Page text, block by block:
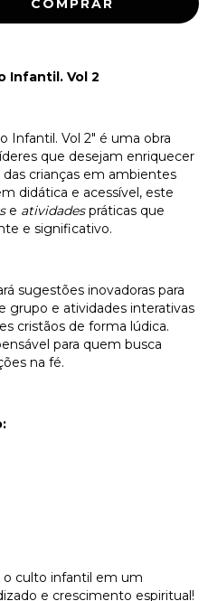
Infantil. Vol 2
Infantil. Vol 2" é uma obra
que desejam enriquecer
crianças em ambientes
didática e acessível, este
e atividadespráticas que
e significativo.
sugestões inovadoras para
grupo e atividades interativas
cristãos de forma lúdica.
para quem busca
na fé.
o culto infantil em um
e crescimento espiritual!